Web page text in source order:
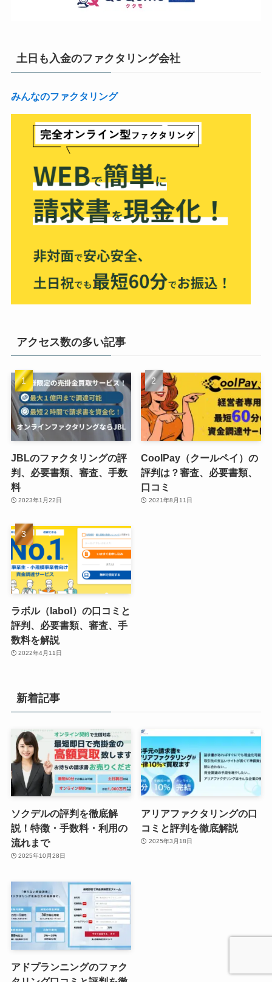
土日も入金のファクタリング会社
みんなのファクタリング
アクセス数の多い記事
JBLのファクタリングの評
判、必要書類、審査、手数
料
2023年1月22日
CoolPay（クールペイ）の
評判は？審査、必要書類、
口コミ
2021年8月11日
ラボル（labol）の口コミと
評判、必要書類、審査、手
数料を解説
2022年4月11日
新着記事
ソクデルの評判を徹底解
説！特徴・手数料・利用の
流れまで
2025年10月28日
アリアファクタリングの口
コミと評判を徹底解説
2025年3月18日
アドプランニングのファク